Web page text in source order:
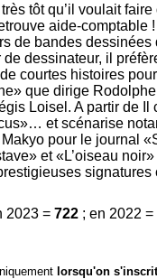
tôt qu’il voulait
aide-comptable
de bandes
dessinateur, il
courtes histoires
que dirige
Loisel. A partir de
et scénarise
pour le journal
et «L’oiseau
2023 = 722 ; en 2022 =
lorsqu'on